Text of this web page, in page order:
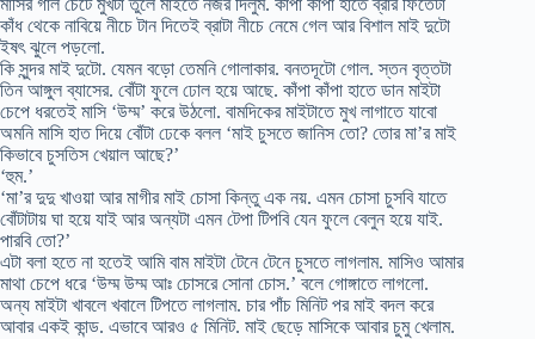
মাসির গাল চেটে মুখটা তুলে মাইতে নজর দিলুম. কাঁপা কাঁপা হাতে ব্রার ফিতেটা
কাঁধ থেকে নাবিয়ে নীচে টান দিতেই ব্রাটা নীচে নেমে গেল আর বিশাল মাই দুটো
ইষৎ ঝুলে পড়লো.
কি সুন্দর মাই দুটো. যেমন বড়ো তেমনি গোলাকার. বনতদূটো গোল. স্তন বৃত্তটা
তিন আঙ্গুল ব্যাসের. বোঁটা ফুলে ঢোল হয়ে আছে. কাঁপা কাঁপা হাতে ডান মাইটা
চেপে ধরতেই মাসি ‘উম্ম’ করে উঠলো. বামদিকের মাইটাতে মুখ লাগাতে যাবো
অমনি মাসি হাত দিয়ে বোঁটা ঢেকে বলল ‘মাই চুসতে জানিস তো? তোর মা’র মাই
কিভাবে চুসতিস খেয়াল আছে?’
‘হুম.’
‘মা’র দুদু খাওয়া আর মাগীর মাই চোসা কিন্তু এক নয়. এমন চোসা চুসবি যাতে
বোঁটাটায় ঘা হয়ে যাই আর অন্যটা এমন টেপা টিপবি যেন ফুলে বেলুন হয়ে যাই.
পারবি তো?’
এটা বলা হতে না হতেই আমি বাম মাইটা টেনে টেনে চুসতে লাগলাম. মাসিও আমার
মাথা চেপে ধরে ‘উম্ম উম্ম আঃ চোসরে সোনা চোস.’ বলে গোঙ্গাতে লাগলো.
অন্য মাইটা খাবলে খবালে টিপতে লাগলাম. চার পাঁচ মিনিট পর মাই বদল করে
আবার একই কান্ড. এভাবে আরও ৫ মিনিট. মাই ছেড়ে মাসিকে আবার চুমু খেলাম.